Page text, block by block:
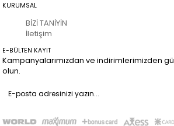
KURUMSAL
BİZİ TANİYİN
İletişim
E-BÜLTEN KAYIT
Kampanyalarımızdan ve indirimlerimizden
olun.